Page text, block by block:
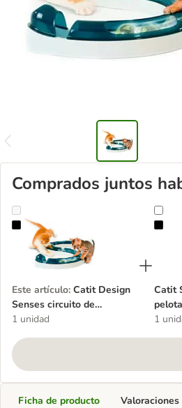
Comprados juntos
Catit Design Senses circuito de
Este artículo: Catit Design
Senses circuito de
diversión
1 unidad
Catit
1
Ficha de producto Valoraciones